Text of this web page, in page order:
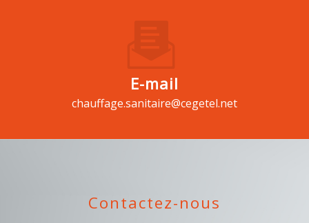
E-mail
chauffage.sanitaire@cegetel.net
Contactez-nous